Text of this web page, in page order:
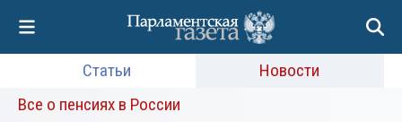
Статьи
Новости
Все о пенсиях в России